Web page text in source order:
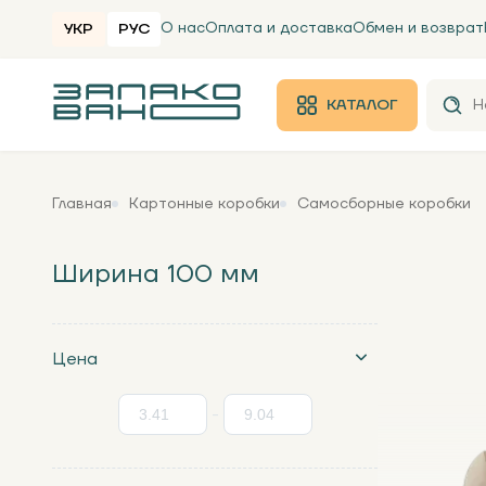
УКР РУС О насОплата и доставкаОбмен и возврат
КАТАЛОГ
Главная Картонные коробки Самосборные коробки
Ширина 100 мм
Цена
-